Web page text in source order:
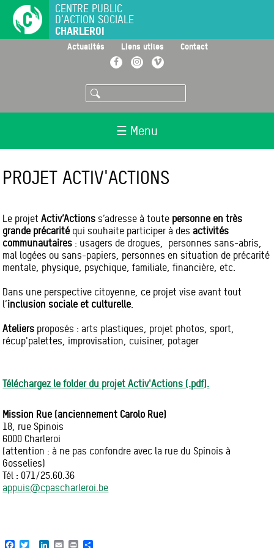
principal
CENTRE PUBLIC
D'ACTION SOCIALE
CHARLEROI
Actualités Liens utiles Contact
FacebookInstagramVimeo
Rechercher
☰ Menu
PROJET ACTIV'ACTIONS
Le projetActiv’Actions s’adresse à toute personne en très
grande précarité qui souhaite participer à desactivités
communautaires : usagers de drogues, personnes sans-abris,
mal logées ou sans-papiers, personnes en situation de précarité
mentale, physique, psychique, familiale, financière, etc.
Dans une perspective citoyenne, ce projet vise avant tout
l’inclusion sociale et culturelle.
Ateliers proposés : arts plastiques, projet photos, sport,
récup'palettes, improvisation, cuisiner, potager
Téléchargez le folder du projet Activ'Actions (.pdf).
Mission Rue (anciennement Carolo Rue)
18, rue Spinois
6000 Charleroi
(attention : à ne pas confondre avec la rue du Spinois à
Gosselies)
Tél : 071/25.60.36
appuis@cpascharleroi.be
Facebook
TwitterLinkedIn
EmailPrint